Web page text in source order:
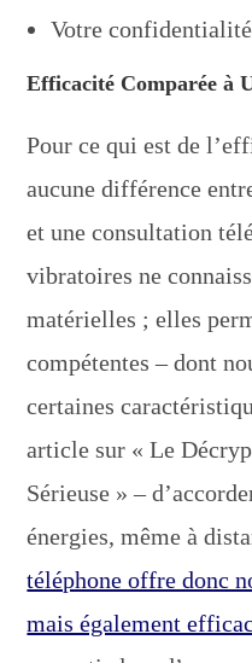
Votre
Efficacité Comparée à
Pour ce qui est de
aucune différence
et une consultation
vibratoires ne
matérielles ; elles
compétentes – dont
certaines
article sur « Le
Sérieuse » –
énergies, même à
téléphone offre donc
mais également